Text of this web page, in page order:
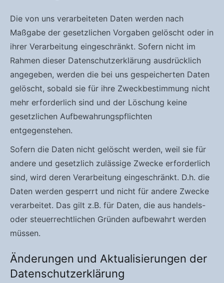
Die von uns verarbeiteten Daten werden nach
Maßgabe der gesetzlichen Vorgaben gelöscht oder in
ihrer Verarbeitung eingeschränkt. Sofern nicht im
Rahmen dieser Datenschutzerklärung ausdrücklich
angegeben, werden die bei uns gespeicherten Daten
gelöscht, sobald sie für ihre Zweckbestimmung nicht
mehr erforderlich sind und der Löschung keine
gesetzlichen Aufbewahrungspflichten
entgegenstehen.
Sofern die Daten nicht gelöscht werden, weil sie für
andere und gesetzlich zulässige Zwecke erforderlich
sind, wird deren Verarbeitung eingeschränkt. D.h. die
Daten werden gesperrt und nicht für andere Zwecke
verarbeitet. Das gilt z.B. für Daten, die aus handels-
oder steuerrechtlichen Gründen aufbewahrt werden
müssen.
Änderungen und Aktualisierungen der
Datenschutzerklärung